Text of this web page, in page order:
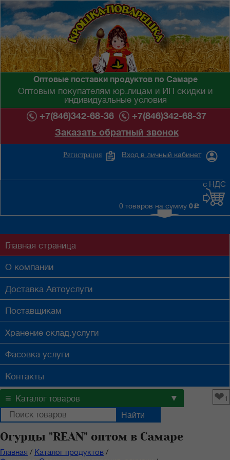
Оптовые поставки продуктов по Самаре
Оптовым покупателям юр.лицам и ИП скидки и
индивидуальные условия
+7(846)342-68-36
+7(846)342-68-37
Заказать обратный звонок
Вход в личный кабинет
Регистрация
0 товаров на сумму 0 c
с НДС
Главная страница
О компании
Доставка Автоуслуги
Поставщикам
Хранение склад.услуги
Фасовка услуги
Контакты
≡ Каталог товаров ▼ ❤1
Огурцы "REAN" оптом в Самаре
Главная / Каталог продуктов /